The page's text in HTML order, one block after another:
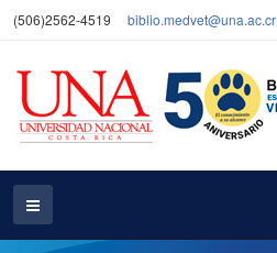
(506)2562-4519 biblio.medvet@una.ac.cr